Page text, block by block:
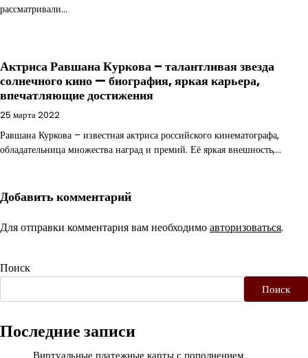
рассматривали…
Актриса Равшана Куркова – талантливая звезда
солнечного кино — биография, яркая карьера,
впечатляющие достижения
25 марта 2022
Равшана Куркова – известная актриса российского кинематографа,
обладательница множества наград и премий. Её яркая внешность,…
Добавить комментарий
Для отправки комментария вам необходимоавторизоваться.
Поиск
Поиск
Последние записи
Виртуальные платежные карты с пополнением